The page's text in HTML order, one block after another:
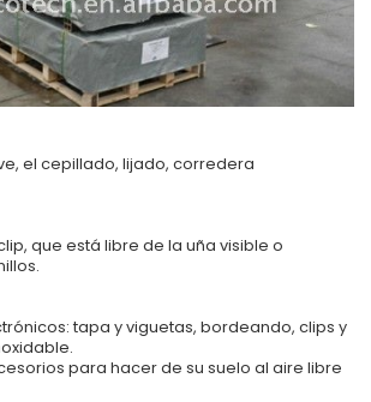
el cepillado, lijado, corredera
que está libre de la uña visible o
tapa y viguetas, bordeando, clips y
para hacer de su suelo al aire libre